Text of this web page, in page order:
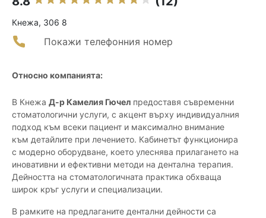
Кнежа, 306 8
Покажи телефонния номер
Относно компанията:
В Кнежа Д-р Камелия Гючел предоставя съвременни
стоматологични услуги, с акцент върху индивидуалния
подход към всеки пациент и максимално внимание
към детайлите при лечението. Кабинетът функционира
с модерно оборудване, което улеснява прилагането на
иновативни и ефективни методи на дентална терапия.
Дейността на стоматологичната практика обхваща
широк кръг услуги и специализации.
В рамките на предлаганите дентални дейности са